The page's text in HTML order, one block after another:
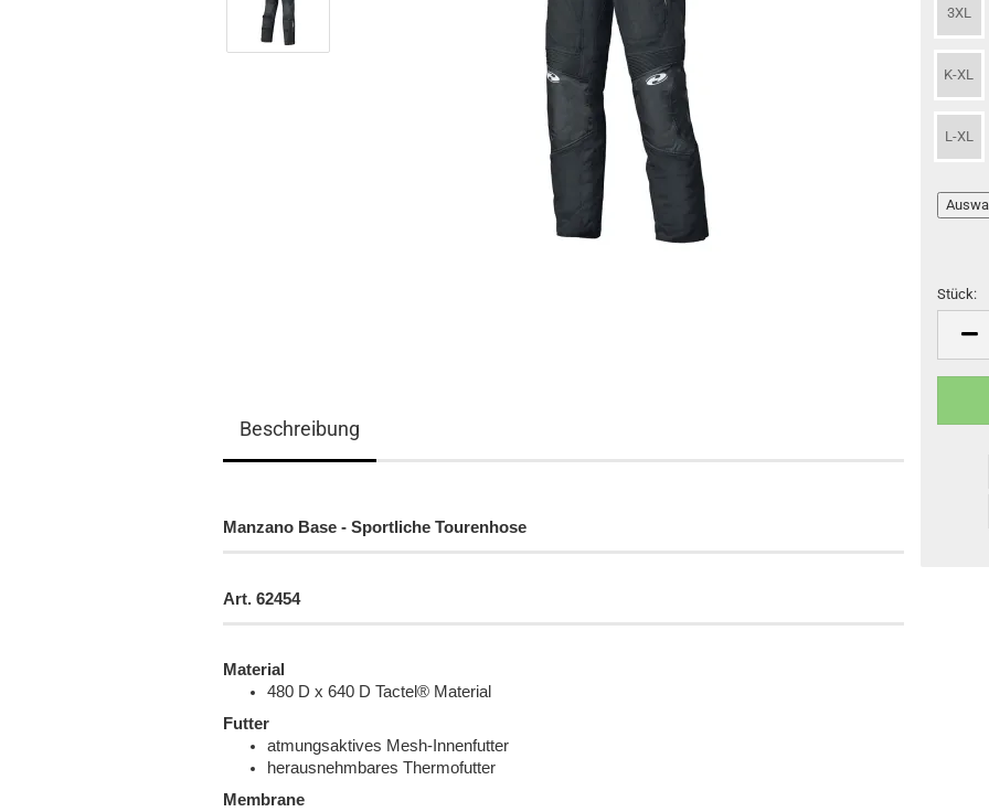
3XL
K-XL
L-XL
Stück:
Stück
Beschreibung
Manzano Base - Sportliche Tourenhose
Art. 62454
Material
480 D x 640 D Tactel® Material
Futter
atmungsaktives Mesh-Innenfutter
herausnehmbares Thermofutter
Membrane